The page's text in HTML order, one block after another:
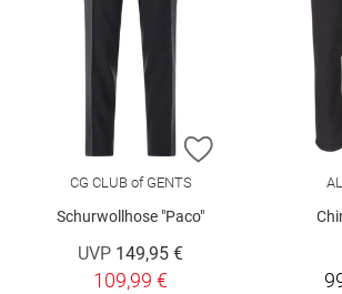
ZUR
CG CLUB of GENTS
Schurwollhose "Paco"
UVP 149,95 €
109,99 €